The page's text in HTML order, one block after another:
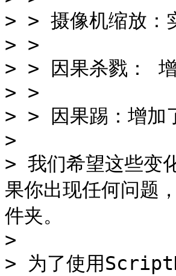
> > 摄像机缩放：
> >
> > 因果杀戮：
> >
> > 因果踢：增加
>
> 我们希望这些变
果你出现任何问
件夹。
>
> 为了使用